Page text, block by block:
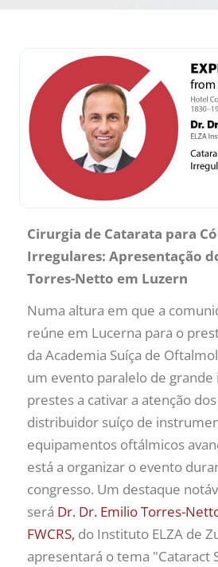
Cirurgia de Catarata para
Irregulares: Apresentação
Torres-Netto em Luzern
Numa altura em que a
reúne em Lucerna para o
da Academia Suíça de
um evento paralelo de grande
prestes a cativar a atenção
distribuidor suíço de
equipamentos oftálmicos
está a organizar o evento
congresso. Um destaque
será Dr. Dr. Emilio Torres-
FWCRS, do Instituto ELZA de
apresentará o tema "Cataract